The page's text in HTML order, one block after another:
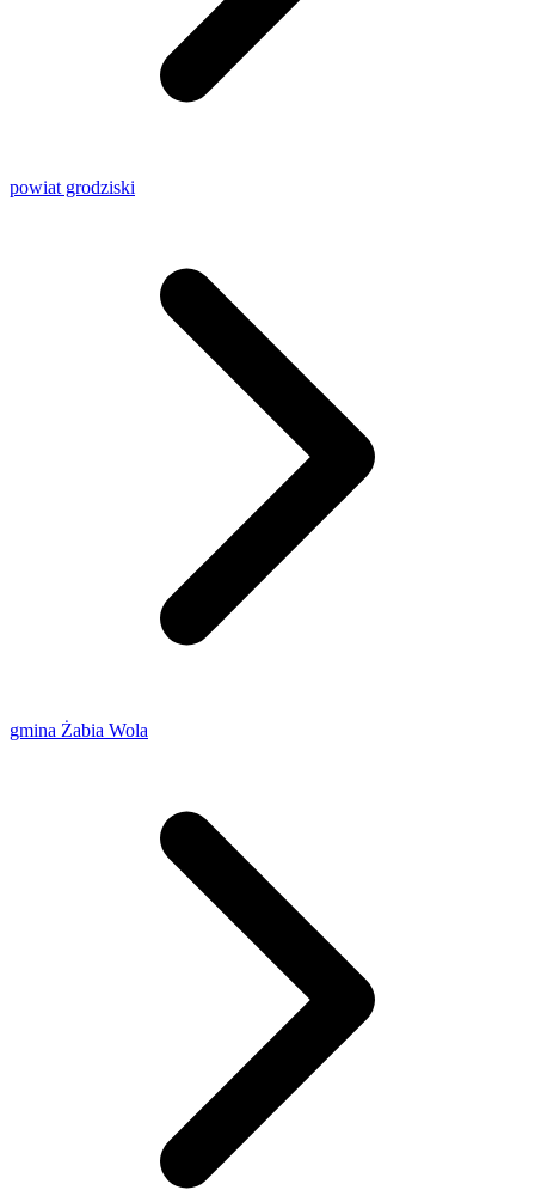
powiat grodziski
gmina Żabia Wola